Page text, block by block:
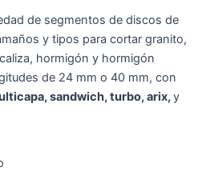
de segmentos de discos de
y tipos para cortar granito,
hormigón y hormigón
de 24 mm o 40 mm, con
sandwich, turbo, arix,y